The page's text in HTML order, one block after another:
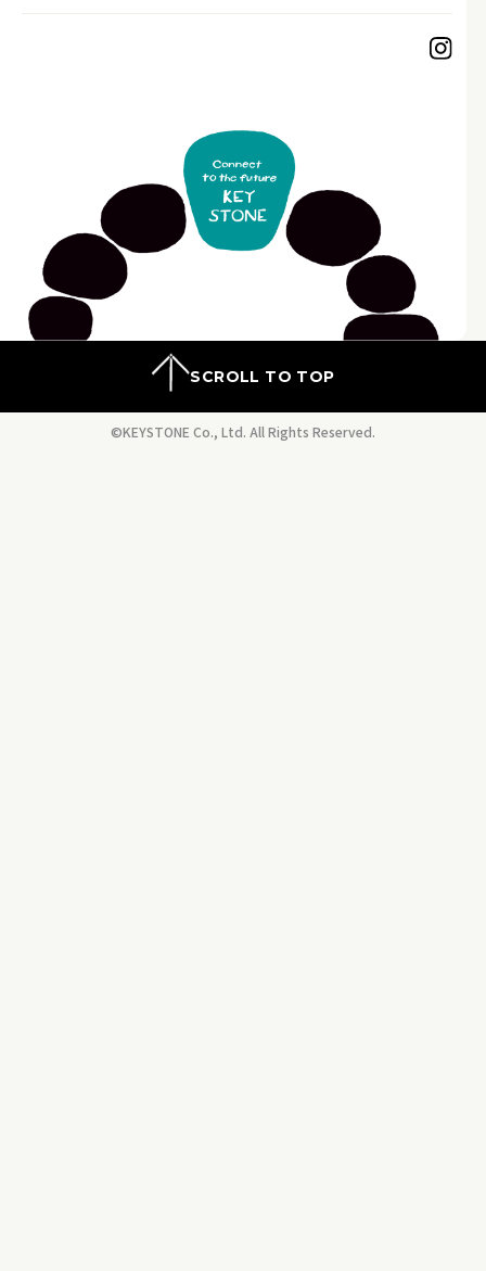
SCROLL TO TOP
©KEYSTONE Co., Ltd. All Rights Reserved.